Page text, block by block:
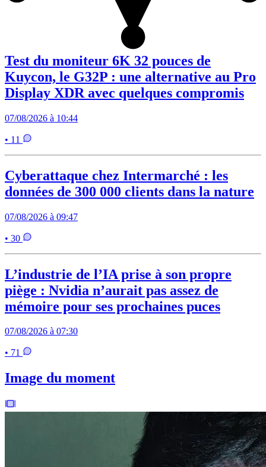
Test du moniteur 6K 32 pouces de
Kuycon, le G32P : une alternative au Pro
Display XDR avec quelques compromis
07/08/2026 à 10:44
• 11
Cyberattaque chez Intermarché : les
données de 300 000 clients dans la nature
07/08/2026 à 09:47
• 30
L’industrie de l’IA prise à son propre
piège : Nvidia n’aurait pas assez de
mémoire pour ses prochaines puces
07/08/2026 à 07:30
• 71
Image du moment